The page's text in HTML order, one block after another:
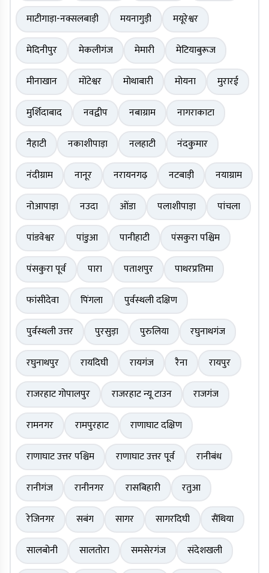
माटीगाड़ा-नक्सलबाड़ी मयनागुड़ी
मयूरेश्वर
मेदिनीपुर
मेकलीगंज मेमारी
मेटियाबुरूज
मीनाखान
मोंटेश्वर मोथाबारी मोयना
मुरारई
मुर्शिदाबाद
नवद्वीप नबाग्राम
नागराकाटा
नैहाटी
नकाशीपाड़ा नलहाटी
नंदकुमार
नंदीग्राम
नानूर नरायनगढ़ नटबाड़ी
नयाग्राम
नोआपाड़ा
नउदा ओंडा पलाशीपाड़ा
पांचला
पांडवेश्वर
पांडुआ पानीहाटी
पंसकुरा पश्चिम
पंसकुरा पूर्व
पारा पताशपुर
पाथरप्रतिमा
फांसीदेवा
पिंगला
पुर्वस्थली दक्षिण
पुर्वस्थली उत्तर
पुरसुड़ा पुरुलिया
रघुनाथगंज
रघुनाथपुर
रायदिघी रायगंज रैना
रायपुर
राजरहाट गोपालपुर
राजरहाट न्यू टाउन
राजगंज
रामनगर
रामपुरहाट
राणाघाट दक्षिण
राणाघाट उत्तर पश्चिम
राणाघाट उत्तर पूर्व
रानीबंध
रानीगंज
रानीनगर रासबिहारी
रतुआ
रेजिनगर
सबंग सागर सागरदिघी
सैंथिया
सालबोनी
सालतोरा समसेरगंज
संदेशखली